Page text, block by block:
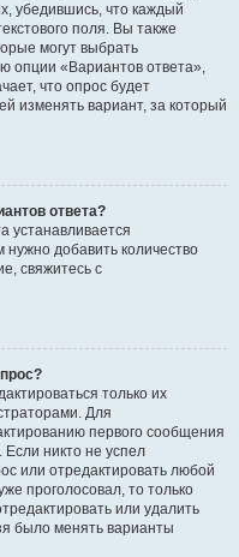
убедившись, что каждый
поля. Вы также
могут выбрать
опции «Вариантов ответа»,
что опрос будет
изменять вариант, за который
ответа?
устанавливается
добавить количество
свяжитесь с
только их
Для
первого сообщения
Если никто не успел
или отредактировать любой
проголосовал, то только
или удалить
было менять варианты